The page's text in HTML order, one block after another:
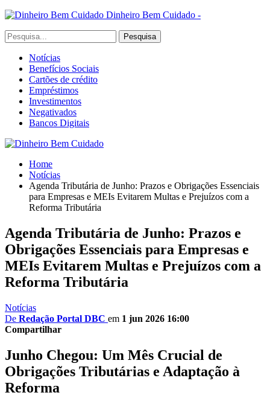
Dinheiro Bem Cuidado -
Notícias
Benefícios Sociais
Cartões de crédito
Empréstimos
Investimentos
Negativados
Bancos Digitais
Home
Notícias
Agenda Tributária de Junho: Prazos e Obrigações Essenciais
para Empresas e MEIs Evitarem Multas e Prejuízos com a
Reforma Tributária
Agenda Tributária de Junho: Prazos e
Obrigações Essenciais para Empresas e
MEIs Evitarem Multas e Prejuízos com a
Reforma Tributária
Notícias
De Redação Portal DBC em 1 jun 2026 16:00
Compartilhar
Junho Chegou: Um Mês Crucial de
Obrigações Tributárias e Adaptação à
Reforma